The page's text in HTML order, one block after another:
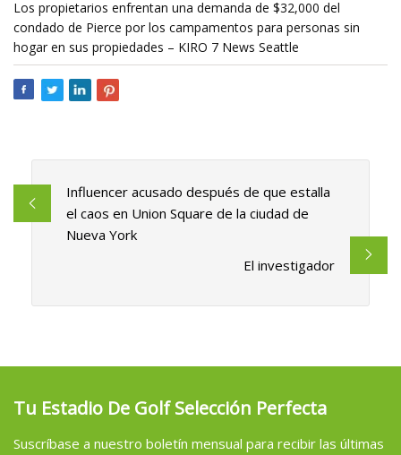
Los propietarios enfrentan una demanda de $32,000 del
condado de Pierce por los campamentos para personas sin
hogar en sus propiedades – KIRO 7 News Seattle
Influencer acusado después de que estalla
el caos en Union Square de la ciudad de
Nueva York
El investigador
Tu Estadio De Golf Selección Perfecta
Suscríbase a nuestro boletín mensual para recibir las últimas